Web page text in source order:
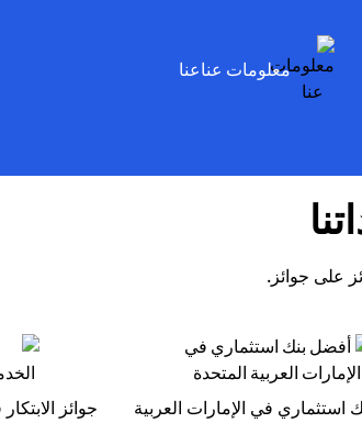
معلومات عناعنا
على جوائز.
استثماري في الإمارات العربية جوائز